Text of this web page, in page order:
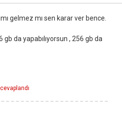
gelmez mı sen karar ver bence.
gb da yapabılıyorsun , 256 gb da
cevaplandı